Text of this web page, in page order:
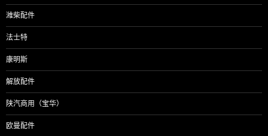
潍柴配件
法士特
康明斯
解放配件
陕汽商用（宝华）
欧曼配件